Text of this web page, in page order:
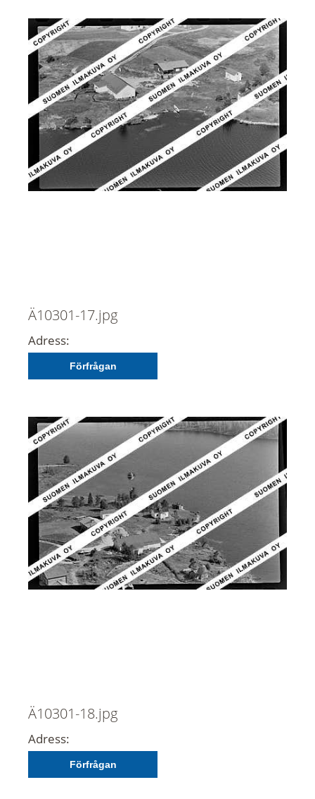
Ä10301-17.jpg
Adress:
Förfrågan
Ä10301-18.jpg
Adress:
Förfrågan